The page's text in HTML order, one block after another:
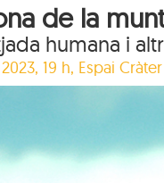
de la
humana i
19 h, Espai Cràter